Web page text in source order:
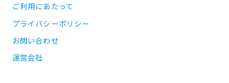
ご利用にあたって
プライバシーポリシー
お問い合わせ
運営会社